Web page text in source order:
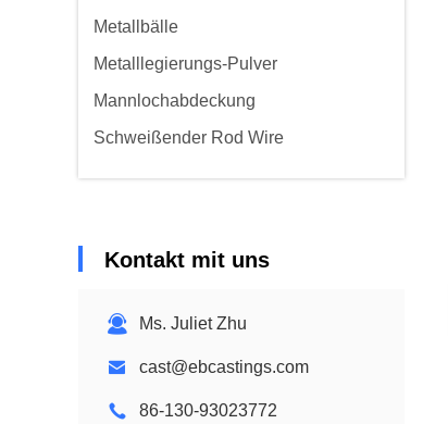
Metallbälle
Metalllegierungs-Pulver
Mannlochabdeckung
Schweißender Rod Wire
Kontakt mit uns
Ms. Juliet Zhu
cast@ebcastings.com
86-130-93023772